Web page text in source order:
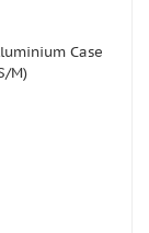
Case
M)